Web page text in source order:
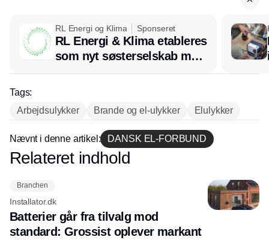
RL Energi og Klima Sponseret
RL Energi & Klima etableres
som nyt søsterselskab med
afsæt i RL Ventilation
Tags:
Arbejdsulykker
Brande og el-ulykker Elulykker
Nævnt i denne artikel: DANSK EL-FORBUND
Annonce
Relateret indhold
Branchen
Installator.dk
Batterier går fra tilvalg mod
standard: Grossist oplever markant